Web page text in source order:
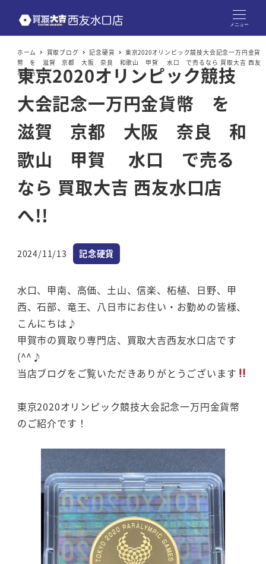
メニュー
ホーム 買取ブログ 記念硬貨
東京2020オリンピック競技大会記念一万円金貨
幣 を 滋賀 京都 大阪 奈良 和歌山 甲賀 水口 で売るなら 買取大吉 西友
水口店へ!!
東京2020オリンピック競技
大会記念一万円金貨幣 を
滋賀 京都 大阪 奈良 和
歌山 甲賀 水口 で売る
なら 買取大吉 西友水口店
へ!!
投稿日
2024/11/13 カテゴリー
記念硬貨
水口、甲南、高価、土山、信楽、柘植、日野、甲
西、石部、竜王、八日市にお住い・お勤めの皆様、
こんにちは♪
甲賀市の買取り専門店、買取大吉西友水口店です
(^^♪
当店ブログをご覧いただきありがとうございます
東京2020オリンピック競技大会記念一万円金貨幣
のご紹介です！